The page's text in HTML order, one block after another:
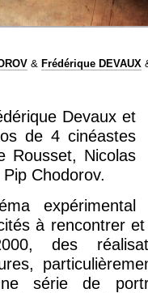
& Frédérique DEVAUX
Devaux et
de 4 cinéastes
Rousset, Nicolas
Chodorov.
expérimental
à rencontrer
des
série de